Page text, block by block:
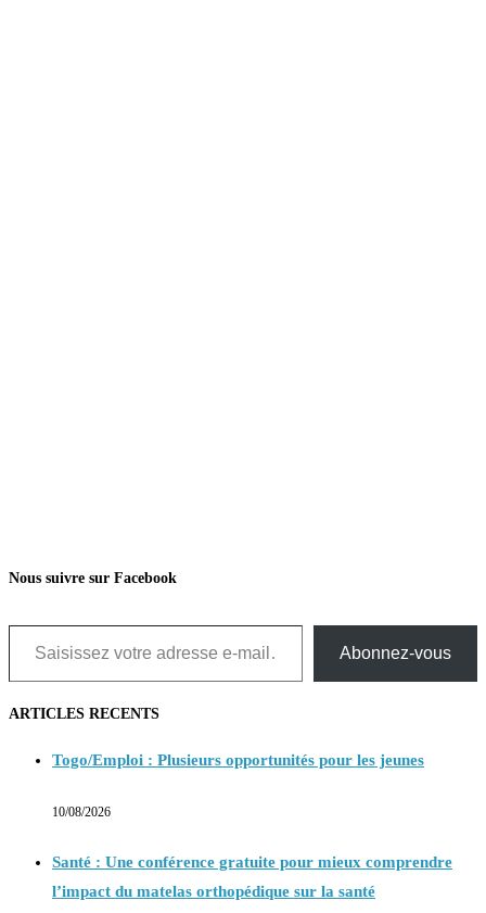
Nous suivre sur Facebook
Saisissez votre adresse e-mail…
Abonnez-vous
ARTICLES RECENTS
Togo/Emploi : Plusieurs opportunités pour les jeunes
10/08/2026
Santé : Une conférence gratuite pour mieux comprendre
l’impact du matelas orthopédique sur la santé